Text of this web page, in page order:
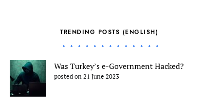
TRENDING POSTS (ENGLISH)
Was Turkey’s e-Government Hacked?
posted on 21 June 2023